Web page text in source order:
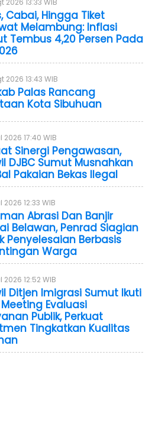
Cabai, Hingga Tiket
Melambung: Inflasi
Tembus 4,20 Persen Pada
2026 13:43 WIB
Palas Rancang
Kota Sibuhuan
17:40 WIB
Sinergi Pengawasan,
DJBC Sumut Musnahkan
Pakaian Bekas Ilegal
12:33 WIB
Abrasi Dan Banjir
Belawan, Penrad Siagian
Penyelesaian Berbasis
Warga
12:52 WIB
Ditjen Imigrasi Sumut Ikuti
Evaluasi
Publik, Perkuat
Tingkatkan Kualitas